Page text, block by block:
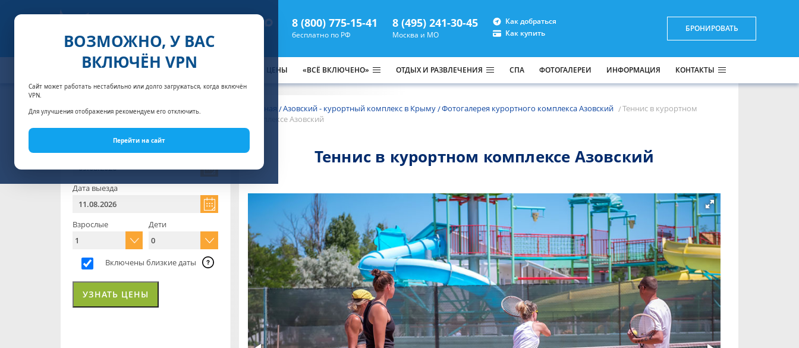
ВОЗМОЖНО, У ВАС
ВКЛЮЧЁН VPN
Сайт может работать нестабильно или долго загружаться, когда включён
VPN.
Для улучшения отображения рекомендуем его отключить.
Перейти на сайт
8 (800) 775-15-41
бесплатно по РФ
8 (495) 241-30-45
Москва и МО
Как добраться
Как купить
БРОНИРОВАТЬ
СПЕЦПРЕДЛОЖЕНИЯ АКЦИИ НОМЕРА И ЦЕНЫ «ВСЁ ВКЛЮЧЕНО» ОТДЫХ И РАЗВЛЕЧЕНИЯ СПА ФОТОГАЛЕРЕИ ИНФОРМАЦИЯ КОНТАКТЫ
РАСЧЕТ ЦЕНЫ
Отель
Дата заезда
Дата выезда
Взрослые Дети
Включены близкие даты
Главная Азовский - курортный комплекс в Крыму Фотогалерея курортного комплекса Азовский
Теннис в курортном
комплексе Азовский
Теннис в курортном комплексе Азовский